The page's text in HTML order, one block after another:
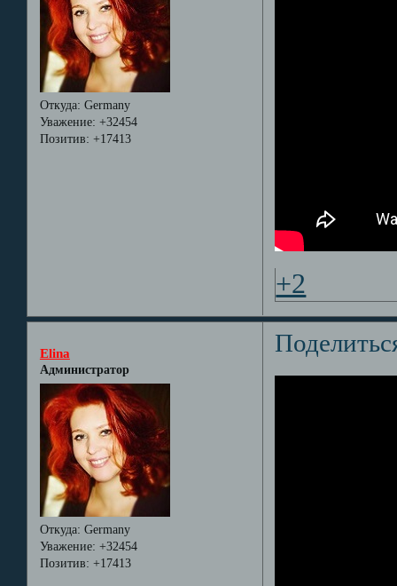
Откуда: Germany
Уважение: +32454
Позитив: +17413
+2
Elina
Администратор
Откуда: Germany
Уважение: +32454
Позитив: +17413